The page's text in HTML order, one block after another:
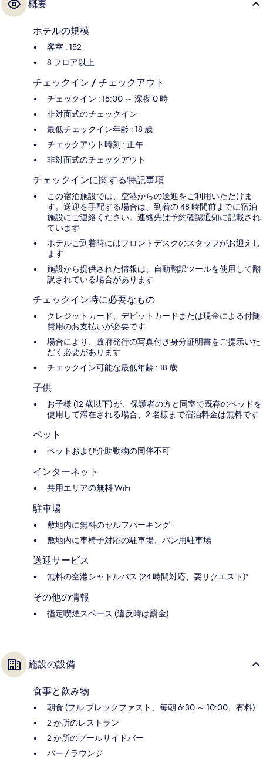
概要
ホテルの規模
客室 : 152
8 フロア以上
チェックイン / チェックアウト
チェックイン : 15:00 ～ 深夜 0 時
非対面式のチェックイン
最低チェックイン年齢 : 18 歳
チェックアウト時刻 : 正午
非対面式のチェックアウト
チェックインに関する特記事項
この宿泊施設では、空港からの送迎をご利用いただけま
す。送迎を手配する場合は、到着の 48 時間前までに宿泊
施設にご連絡ください。連絡先は予約確認通知に記載され
ています
ホテルご到着時にはフロントデスクのスタッフがお迎えし
ます
施設から提供された情報は、自動翻訳ツールを使用して翻
訳されている場合があります
チェックイン時に必要なもの
クレジットカード、デビットカードまたは現金による付随
費用のお支払いが必要です
場合により、政府発行の写真付き身分証明書をご提示いた
だく必要があります
チェックイン可能な最低年齢 : 18 歳
子供
お子様 (12 歳以下) が、保護者の方と同室で既存のベッドを
使用して滞在される場合、2 名様まで宿泊料金は無料です
ペット
ペットおよび介助動物の同伴不可
インターネット
共用エリアの無料 WiFi
駐車場
敷地内に無料のセルフパーキング
敷地内に車椅子対応の駐車場、バン用駐車場
送迎サービス
無料の空港シャトルバス (24 時間対応、要リクエスト)*
その他の情報
指定喫煙スペース (違反時は罰金)
施設の設備
食事と飲み物
朝食 (フル ブレックファスト、毎朝 6:30 ～ 10:00、有料)
2 か所のレストラン
2 か所のプールサイドバー
バー / ラウンジ